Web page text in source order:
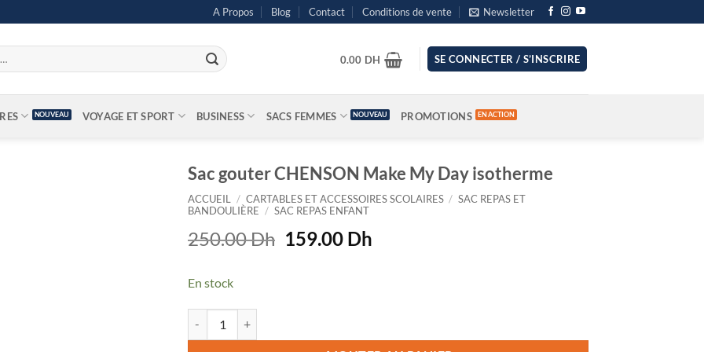
A Propos Blog Contact Conditions de vente Newsletter
0.00 DH SE CONNECTER / S’INSCRIRE
VOYAGE ET SPORT BUSINESS SACS FEMMES PROMOTIONS
Sac gouter CHENSON Make My Day isotherme
ACCUEIL / CARTABLES ET ACCESSOIRES SCOLAIRES / SAC REPAS ET
BANDOULIÈRE / SAC REPAS ENFANT
250.00Dh Le
159.00 Dh
En stock